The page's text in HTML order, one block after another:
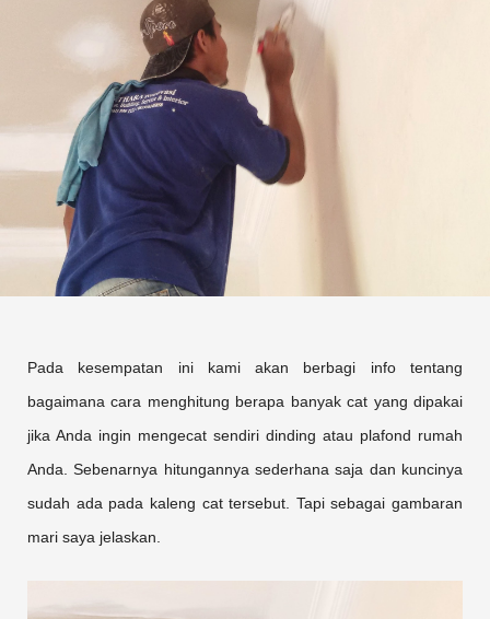
Pada kesempatan ini kami akan berbagi info tentang
bagaimana cara menghitung berapa banyak cat yang dipakai
jika Anda ingin mengecat sendiri dinding atau plafond rumah
Anda. Sebenarnya hitungannya sederhana saja dan kuncinya
sudah ada pada kaleng cat tersebut. Tapi sebagai gambaran
mari saya jelaskan.